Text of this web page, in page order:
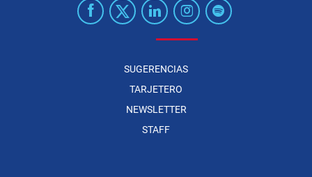
SUGERENCIAS
TARJETERO
NEWSLETTER
STAFF